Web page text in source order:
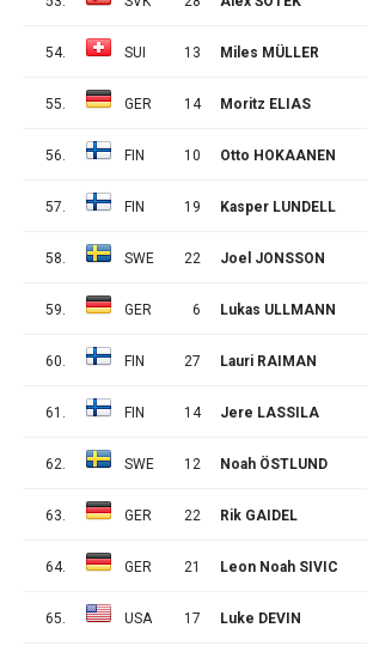
54. SUI 13 Miles MÜLLER
55. GER 14 Moritz ELIAS
56. FIN 10 Otto HOKAANEN
57. FIN 19 Kasper LUNDELL
58. SWE 22 Joel JONSSON
59. GER 6 Lukas ULLMANN
60. FIN 27 Lauri RAIMAN
61. FIN 14 Jere LASSILA
62. SWE 12 Noah ÖSTLUND
63. GER 22 Rik GAIDEL
64. GER 21 Leon Noah SIVIC
65. USA 17 Luke DEVIN